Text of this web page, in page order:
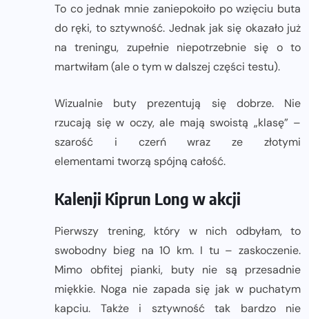
To co jednak mnie zaniepokoiło po wzięciu buta
do ręki, to sztywność. Jednak jak się okazało już
na treningu, zupełnie niepotrzebnie się o to
martwiłam (ale o tym w dalszej części testu).
Wizualnie buty prezentują się dobrze. Nie
rzucają się w oczy, ale mają swoistą „klasę” –
szarość i czerń wraz ze złotymi
elementami tworzą spójną całość.
Kalenji Kiprun Long w akcji
Pierwszy trening, który w nich odbyłam, to
swobodny bieg na 10 km. I tu – zaskoczenie.
Mimo obfitej pianki, buty nie są przesadnie
miękkie. Noga nie zapada się jak w puchatym
kapciu. Także i sztywność tak bardzo nie